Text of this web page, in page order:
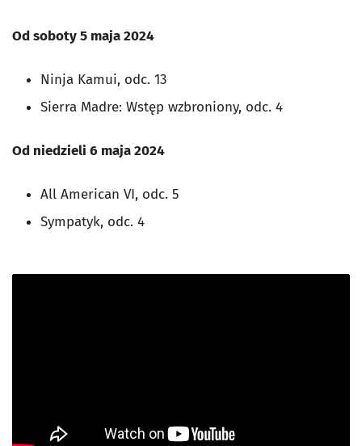
Od soboty 5 maja 2024
Ninja Kamui, odc. 13
Sierra Madre: Wstęp wzbroniony, odc. 4
Od niedzieli 6 maja 2024
All American VI, odc. 5
Sympatyk, odc. 4